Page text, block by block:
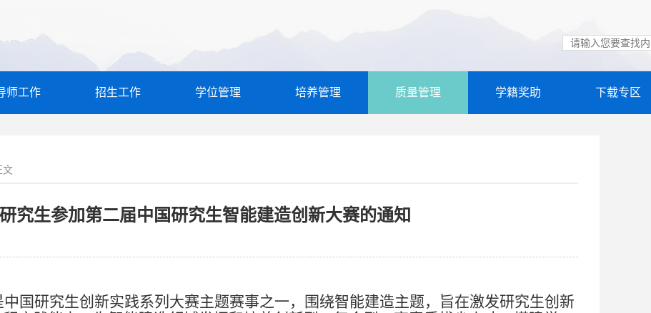
师工作 招生工作 学位管理 培养管理 质量管理 学籍奖助 下载专区
文
究生参加第二届中国研究生智能建造创新大赛的通知
国研究生创新实践系列大赛主题赛事之一，围绕智能建造主题，旨在激发研究生创新